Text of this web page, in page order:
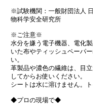
※試験機関：一般財団法人
物科学安全研究所
※ご注意※
水分を嫌う電子機器、電化
いた布やティッシュペーパ
い。
革製品や濃色の繊維は、目
してからお使いください。
シートは水に溶けません。
◆プロの現場で◆